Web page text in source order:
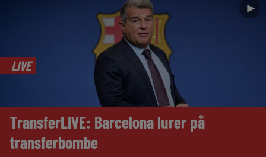
►
LIVE
TransferLIVE: Barcelona lurer på
transferbombe